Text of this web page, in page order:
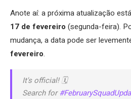
Anote aí: a próxima atualização
17 de fevereiro (segunda-feira).
mudança, a data pode ser
fevereiro.
It's official! 🗓️
Search for